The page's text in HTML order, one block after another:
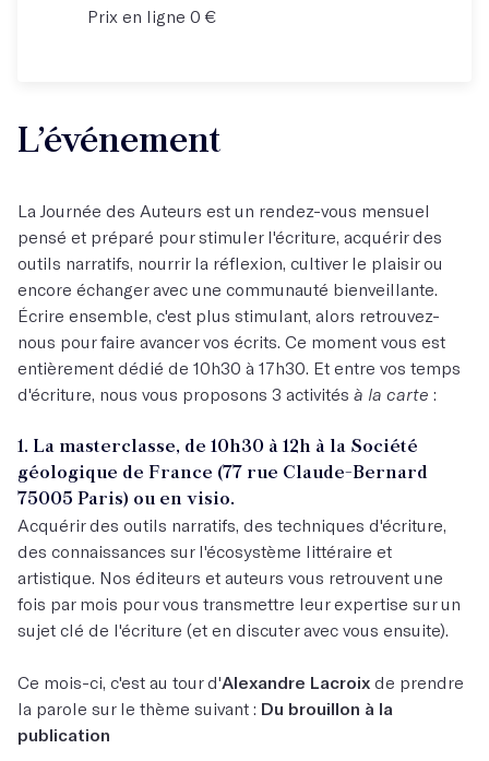
Prix en ligne 0 €
L’événement
La Journée des Auteurs est un rendez-vous mensuel
pensé et préparé pour stimuler l'écriture, acquérir des
outils narratifs, nourrir la réflexion, cultiver le plaisir ou
encore échanger avec une communauté bienveillante.
Écrire ensemble, c'est plus stimulant, alors retrouvez-
nous pour faire avancer vos écrits. Ce moment vous est
entièrement dédié de 10h30 à 17h30. Et entre vos temps
d'écriture, nous vous proposons 3 activités à la carte :
1. La masterclasse, de 10h30 à 12h à la Société
géologique de France (77 rue Claude-Bernard
75005 Paris) ou en visio.
Acquérir des outils narratifs, des techniques d'écriture,
des connaissances sur l'écosystème littéraire et
artistique. Nos éditeurs et auteurs vous retrouvent une
fois par mois pour vous transmettre leur expertise sur un
sujet clé de l'écriture (et en discuter avec vous ensuite).
Ce mois-ci, c'est au tour d'Alexandre Lacroix de prendre
la parole sur le thème suivant : Du brouillon à la
publication